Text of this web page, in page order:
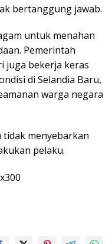
bertanggung jawab.
untuk menahan
Pemerintah
juga bekerja keras
di Selandia Baru,
warga negara
menyebarkan
pelaku.